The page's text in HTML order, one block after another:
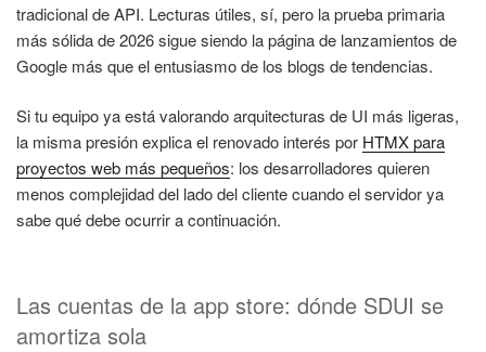
tradicional de API. Lecturas útiles, sí, pero la prueba primaria
más sólida de 2026 sigue siendo la página de lanzamientos de
Google más que el entusiasmo de los blogs de tendencias.
Si tu equipo ya está valorando arquitecturas de UI más ligeras,
la misma presión explica el renovado interés por HTMX para
proyectos web más pequeños: los desarrolladores quieren
menos complejidad del lado del cliente cuando el servidor ya
sabe qué debe ocurrir a continuación.
Las cuentas de la app store: dónde SDUI se
amortiza sola